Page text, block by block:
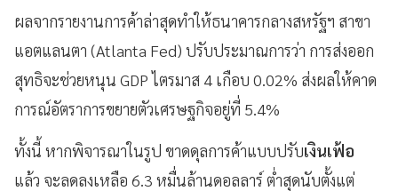
ผลจากรายงานการค้าล่าสุดทำให้ธนาคารกลางสหรัฐฯ สาขา
แอตแลนตา (Atlanta Fed) ปรับประมาณการว่า การส่งออก
สุทธิจะช่วยหนุน GDP ไตรมาส 4 เกือบ 0.02% ส่งผลให้คาด
การณ์อัตราการขยายตัวเศรษฐกิจอยู่ที่ 5.4%
ทั้งนี้ หากพิจารณาในรูป ขาดดุลการค้าแบบปรับเงินเฟ้อ
แล้ว จะลดลงเหลือ 6.3 หมื่นล้านดอลลาร์ ต่ำสุดนับตั้งแต่